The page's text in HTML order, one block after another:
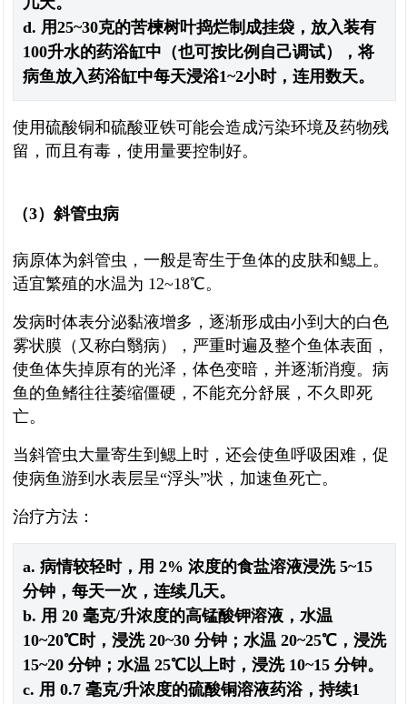
d. 用25~30克的苦楝树叶捣烂制成挂袋，放入装有
100升水的药浴缸中（也可按比例自己调试），将
病鱼放入药浴缸中每天浸浴1~2小时，连用数天。
使用硫酸铜和硫酸亚铁可能会造成污染环境及药物残
留，而且有毒，使用量要控制好。
（3）斜管虫病
病原体为斜管虫，一般是寄生于鱼体的皮肤和鳃上。
适宜繁殖的水温为 12~18℃。
发病时体表分泌黏液增多，逐渐形成由小到大的白色
雾状膜（又称白翳病），严重时遍及整个鱼体表面，
使鱼体失掉原有的光泽，体色变暗，并逐渐消瘦。病
鱼的鱼鳍往往萎缩僵硬，不能充分舒展，不久即死
亡。
当斜管虫大量寄生到鳃上时，还会使鱼呼吸困难，促
使病鱼游到水表层呈“浮头”状，加速鱼死亡。
治疗方法：
a. 病情较轻时，用 2% 浓度的食盐溶液浸洗 5~15
分钟，每天一次，连续几天。
b. 用 20 毫克/升浓度的高锰酸钾溶液，水温
10~20℃时，浸洗 20~30 分钟；水温 20~25℃，浸洗
15~20 分钟；水温 25℃以上时，浸洗 10~15 分钟。
c. 用 0.7 毫克/升浓度的硫酸铜溶液药浴，持续1